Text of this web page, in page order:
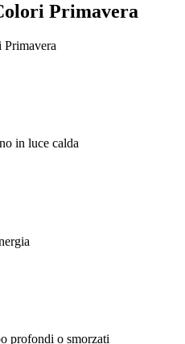
Primavera
Primavera
in luce calda
profondi o smorzati